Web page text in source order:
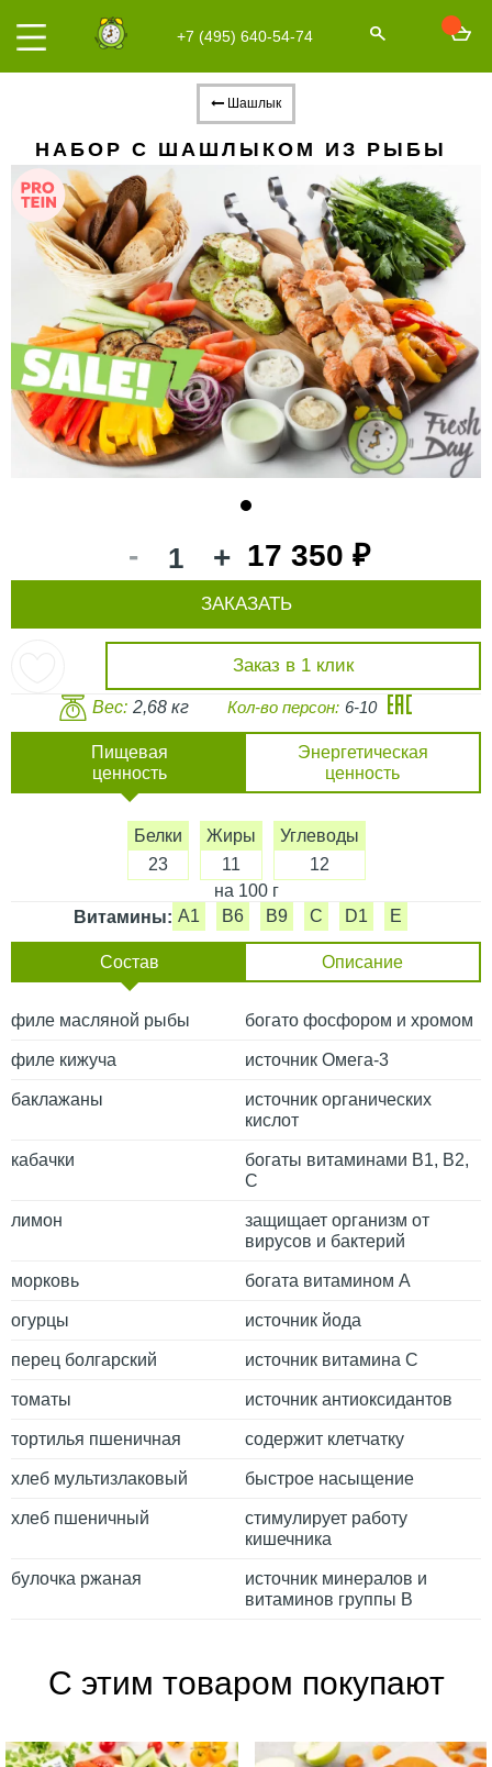
+7 (495) 640-54-74
Шашлык
НАБОР С ШАШЛЫКОМ ИЗ РЫБЫ
- + 17 350 ₽
Заказ в 1 клик
ЗАКАЗАТЬ
Вес: 2,68 кг Кол-во персон: 6-10
Пищевая
ценность
Энергетическая
ценность
Белки
23
Жиры
11
Углеводы
12
на 100 г
Витамины: A1 B6 B9 C D1 E
Состав Описание
филе масляной рыбы богато фосфором и хромом
филе кижуча источник Омега-3
баклажаны
источник органических
кислот
кабачки
богаты витаминами В1, В2,
С
лимон
защищает организм от
вирусов и бактерий
морковь богата витамином А
огурцы источник йода
перец болгарский источник витамина С
томаты источник антиоксидантов
тортилья пшеничная содержит клетчатку
хлеб мультизлаковый быстрое насыщение
хлеб пшеничный
стимулирует работу
кишечника
булочка ржаная
источник минералов и
витаминов группы B
С этим товаром покупают